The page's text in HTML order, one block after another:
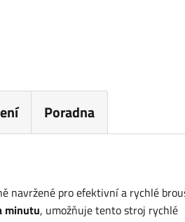
Poradna
navržené pro efektivní a rychlé
minutu, umožňuje tento stroj rychlé